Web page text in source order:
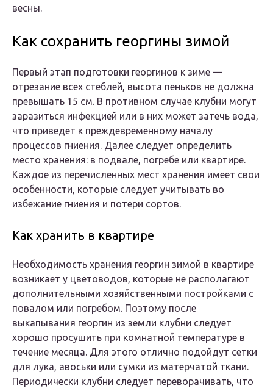
весны.
Как сохранить георгины зимой
Первый этап подготовки георгинов к зиме —
отрезание всех стеблей, высота пеньков не должна
превышать 15 см. В противном случае клубни могут
заразиться инфекцией или в них может затечь вода,
что приведет к преждевременному началу
процессов гниения. Далее следует определить
место хранения: в подвале, погребе или квартире.
Каждое из перечисленных мест хранения имеет свои
особенности, которые следует учитывать во
избежание гниения и потери сортов.
Как хранить в квартире
Необходимость хранения георгин зимой в квартире
возникает у цветоводов, которые не располагают
дополнительными хозяйственными постройками с
повалом или погребом. Поэтому после
выкапывания георгин из земли клубни следует
хорошо просушить при комнатной температуре в
течение месяца. Для этого отлично подойдут сетки
для лука, авоськи или сумки из матерчатой ткани.
Периодически клубни следует переворачивать, что